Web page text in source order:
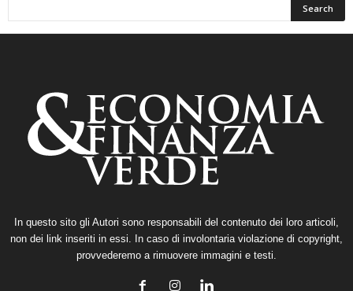
In questo sito gli Autori sono responsabili del contenuto dei loro articoli,
non dei link inseriti in essi. In caso di involontaria violazione di copyright,
provvederemo a rimuovere immagini e testi.